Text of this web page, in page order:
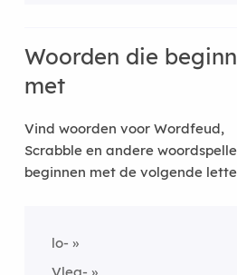
Woorden die
met
Vind woorden voor Wordfeud,
Scrabble en andere
beginnen met de volgende
lo-